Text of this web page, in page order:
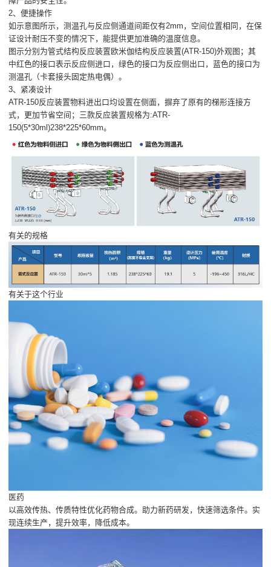
2、便捷操作
如示意图所示，测温孔与反应侧通道间距仅有2mm，空间位置相同，在保
证设计耐压不变的情况下，能提供更加准确的温度信息。
图示分别为管式结构反应装置欧米伽结构反应装置(ATR-150)外观图；其
中红色的接口表示反应侧进口，绿色的接口为反应侧出口，蓝色的接口为
测温孔（卡套接头固定热电偶）。
3、紧凑设计
ATR-150反应装置物料进出口均设置在侧面，摒弃了原有的梯形连接方
式，更加节省空间；三款反应装置规格为:ATR-
150(5*30ml)238*225*60mm。
有关的规格
有关于这个行业
医药
以高效传热、传质特性优化药物合成。助力新药研发，快速筛选条件。实
现连续生产，提升效率，降低成本。